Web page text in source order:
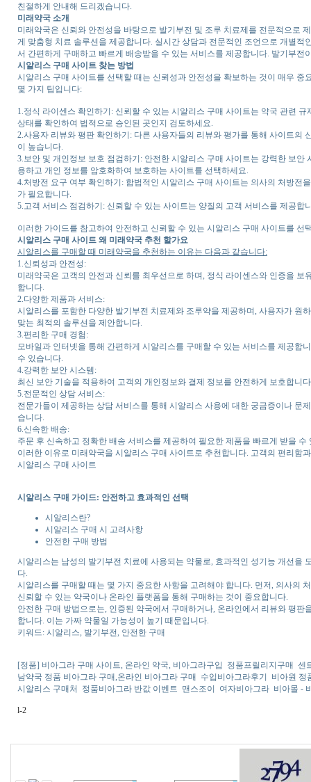
친절하게 안내해 드리겠습니다.
미래약국 소개
미래약국은 신뢰와 안전성을 바탕으로 발기부전 및 조루 치료제를 전문적으로
게 맞춤형 치료 솔루션을 제공합니다. 실시간 상담과 전문적인 조언으로 개별
서 간편하게 구매하고 빠르게 배송받을 수 있는 서비스를 제공합니다. 발기부
시알리스 구매 사이트 찾는 방법
시알리스 구매 사이트를 선택할 때는 신뢰성과 안전성을 확보하는 것이 매우
몇 가지 팁입니다:
1.정식 라이센스 확인하기: 신뢰할 수 있는 시알리스 구매 사이트는 약국 관련
상태를 확인하여 법적으로 승인된 곳인지 검토하세요.
2.사용자 리뷰와 평판 확인하기: 다른 사용자들의 리뷰와 평가를 통해 사이트
이 높습니다.
3.보안 및 개인정보 보호 점검하기: 안전한 시알리스 구매 사이트는 강력한 보
용하고 개인 정보를 암호화하여 보호하는 사이트를 선택하세요.
4.처방전 요구 여부 확인하기: 합법적인 시알리스 구매 사이트는 의사의 처방
가 필요합니다.
5.고객 서비스 점검하기: 신뢰할 수 있는 사이트는 양질의 고객 서비스를 제공
이러한 가이드를 참고하여 안전하고 신뢰할 수 있는 시알리스 구매 사이트를 선
시알리스 구매 사이트 왜 미래약국 추천 할가요
시알리스를 구매할 때 미래약국을 추천하는 이유는 다음과 같습니다:
1.신뢰성과 안전성:
미래약국은 고객의 안전과 신뢰를 최우선으로 하며, 정식 라이센스와 인증을
합니다.
2.다양한 제품과 서비스:
시알리스를 포함한 다양한 발기부전 치료제와 조루약을 제공하며, 사용자가 원
맞는 최적의 솔루션을 제안합니다.
3.편리한 구매 경험:
모바일과 인터넷을 통해 간편하게 시알리스를 구매할 수 있는 서비스를 제공
수 있습니다.
4.강력한 보안 시스템:
최신 보안 기술을 적용하여 고객의 개인정보와 결제 정보를 안전하게 보호합니
5.전문적인 상담 서비스:
전문가들이 제공하는 상담 서비스를 통해 시알리스 사용에 대한 궁금증이나
습니다.
6.신속한 배송:
주문 후 신속하고 정확한 배송 서비스를 제공하여 필요한 제품을 빠르게 받을
이러한 이유로 미래약국을 시알리스 구매 사이트로 추천합니다. 고객의 편리함
시알리스 구매 사이트
시알리스 구매 가이드: 안전하고 효과적인 선택
시알리스란?
시알리스 구매 시 고려사항
안전한 구매 방법
시알리스는 남성의 발기부전 치료에 사용되는 약물로, 효과적인 성기능 개선을
다.
시알리스를 구매할 때는 몇 가지 중요한 사항을 고려해야 합니다. 먼저, 의사의
신뢰할 수 있는 약국이나 온라인 플랫폼을 통해 구매하는 것이 중요합니다.
안전한 구매 방법으로는, 인증된 약국에서 구매하거나, 온라인에서 리뷰와 평
합니다. 이는 가짜 약물일 가능성이 높기 때문입니다.
키워드: 시알리스, 발기부전, 안전한 구매
[정품] 비아그라 구매 사이트, 온라인 약국, 비아그라구입 정품프릴리지구매 센
남약국 정품 비아그라 구매,온라인 비아그라 구매 수입비아그라후기
비아원 정
시알리스 구매처
정품비아그라 반값 이벤트 맨스조이 여자비아그라 비아몰 -
l-2